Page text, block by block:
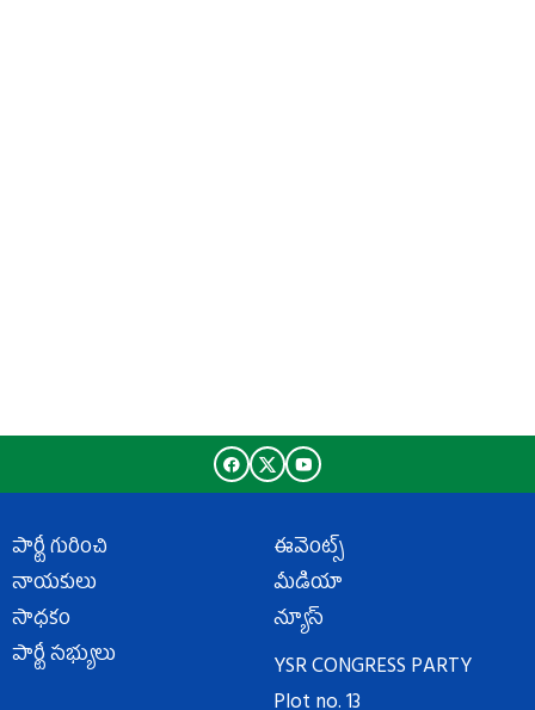
పార్టీ గురించి
నాయకులు
సాధకం
పార్టీ సభ్యులు
ఈవెంట్స్
మీడియా
న్యూస్
YSR CONGRESS PARTY